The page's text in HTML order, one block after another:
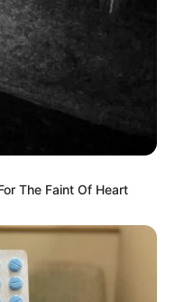
The Faint Of Heart